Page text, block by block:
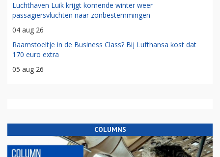
Luchthaven Luik krijgt komende winter weer
passagiersvluchten naar zonbestemmingen
04 aug 26
Raamstoeltje in de Business Class? Bij Lufthansa kost dat
170 euro extra
05 aug 26
COLUMNS